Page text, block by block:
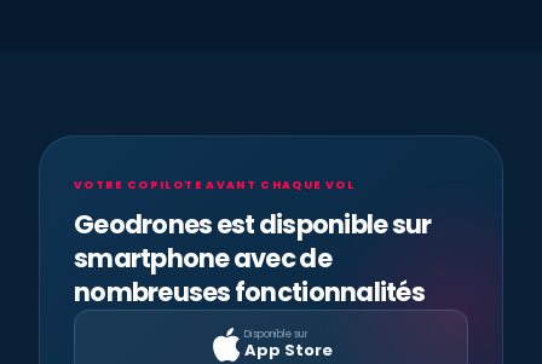
VOTRE COPILOTE AVANT CHAQUE VOL
Geodrones est disponible sur
smartphone avec de
nombreuses fonctionnalités
Disponible sur
App Store